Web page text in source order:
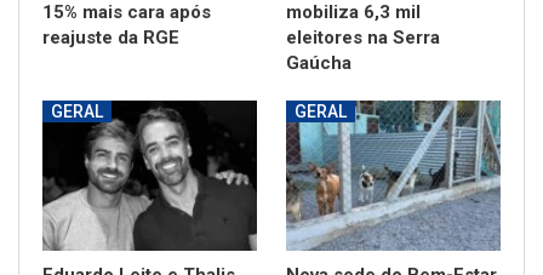
15% mais cara após
reajuste da RGE
mobiliza 6,3 mil
eleitores na Serra
Gaúcha
GERAL GERAL